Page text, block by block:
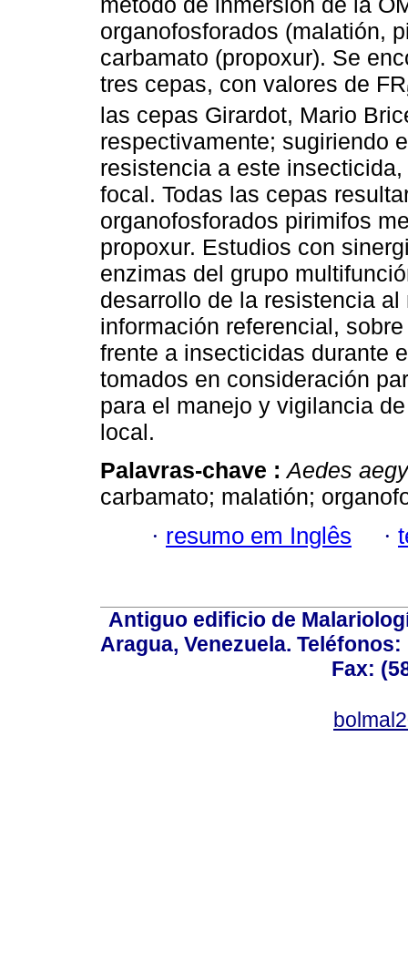
organofosforados (malatión,
carbamato (propoxur). Se
tres cepas, con valores de FR
las cepas Girardot, Mario
respectivamente; sugiriendo
resistencia a este
focal. Todas las cepas
organofosforados pirimifos
propoxur. Estudios con
enzimas del grupo
desarrollo de la resistencia
información referencial,
frente a insecticidas durante
tomados en consideración
para el manejo y vigilancia
local.
Palavras-chave :Aedes
carbamato; malatión;
· resumo em Inglês ·
Antiguo edificio de
Aragua, Venezuela. Teléfonos:
Fax: